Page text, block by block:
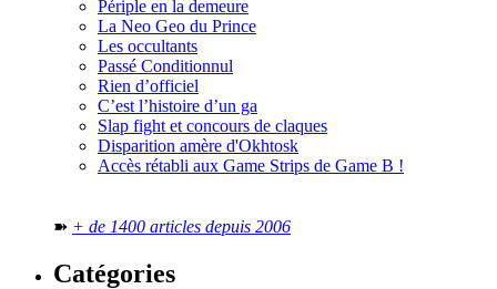
Périple en la demeure
La Neo Geo du Prince
Les occultants
Passé Conditionnul
Rien d’officiel
C’est l’histoire d’un ga
Slap fight et concours de claques
Disparition amère d'Okhtosk
Accès rétabli aux Game Strips de Game B !
➽ + de 1400 articles depuis 2006
Catégories